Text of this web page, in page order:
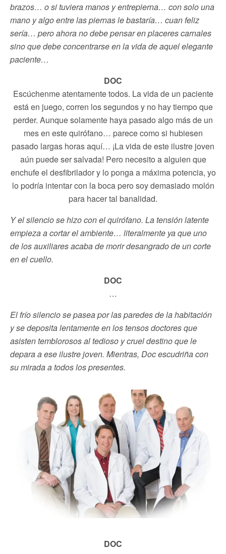
brazos… o si tuviera manos y entrepierna… con solo una
mano y algo entre las piernas le bastaría… cuan feliz
sería… pero ahora no debe pensar en placeres carnales
sino que debe concentrarse en la vida de aquel elegante
paciente…
DOC
Escúchenme atentamente todos. La vida de un paciente
está en juego, corren los segundos y no hay tiempo que
perder. Aunque solamente haya pasado algo más de un
mes en este quirófano… parece como si hubiesen
pasado largas horas aquí… ¡La vida de este ilustre joven
aún puede ser salvada! Pero necesito a alguien que
enchufe el desfibrilador y lo ponga a máxima potencia, yo
lo podría intentar con la boca pero soy demasiado molón
para hacer tal banalidad.
Y el silencio se hizo con el quirófano. La tensión latente
empieza a cortar el ambiente… literalmente ya que uno
de los auxiliares acaba de morir desangrado de un corte
en el cuello.
DOC
…
El frío silencio se pasea por las paredes de la habitación
y se deposita lentamente en los tensos doctores que
asisten temblorosos al tedioso y cruel destino que le
depara a ese ilustre joven. Mientras, Doc escudriña con
su mirada a todos los presentes.
DOC